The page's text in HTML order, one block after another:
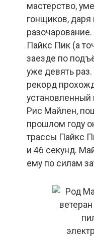
мастерство,
гонщиков, даря
Пайкс Пик (а
заезде по
уже девять
рекорд
установленный
Рис Майлен,
прошлом году
трассы Пайкс
и 46 секунд.
ему по силам